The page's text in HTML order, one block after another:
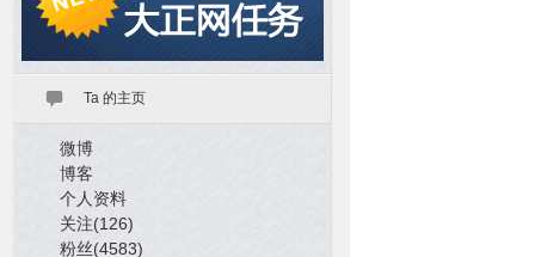
Ta 的主页
微博
博客
个人资料
关注(126)
粉丝(4583)